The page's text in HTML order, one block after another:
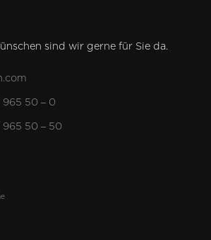
sind wir gerne für Sie da.
50 – 0
50 – 50